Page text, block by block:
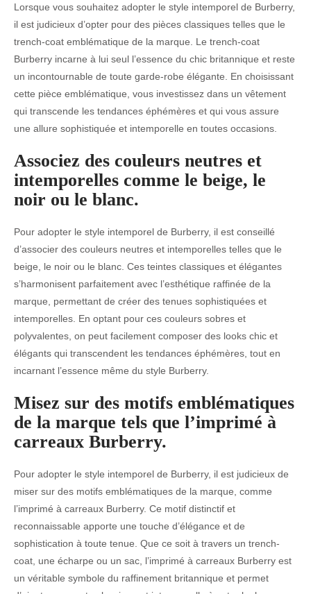
Lorsque vous souhaitez adopter le style intemporel de Burberry,
il est judicieux d’opter pour des pièces classiques telles que le
trench-coat emblématique de la marque. Le trench-coat
Burberry incarne à lui seul l’essence du chic britannique et reste
un incontournable de toute garde-robe élégante. En choisissant
cette pièce emblématique, vous investissez dans un vêtement
qui transcende les tendances éphémères et qui vous assure
une allure sophistiquée et intemporelle en toutes occasions.
Associez des couleurs neutres et
intemporelles comme le beige, le
noir ou le blanc.
Pour adopter le style intemporel de Burberry, il est conseillé
d’associer des couleurs neutres et intemporelles telles que le
beige, le noir ou le blanc. Ces teintes classiques et élégantes
s’harmonisent parfaitement avec l’esthétique raffinée de la
marque, permettant de créer des tenues sophistiquées et
intemporelles. En optant pour ces couleurs sobres et
polyvalentes, on peut facilement composer des looks chic et
élégants qui transcendent les tendances éphémères, tout en
incarnant l’essence même du style Burberry.
Misez sur des motifs emblématiques
de la marque tels que l’imprimé à
carreaux Burberry.
Pour adopter le style intemporel de Burberry, il est judicieux de
miser sur des motifs emblématiques de la marque, comme
l’imprimé à carreaux Burberry. Ce motif distinctif et
reconnaissable apporte une touche d’élégance et de
sophistication à toute tenue. Que ce soit à travers un trench-
coat, une écharpe ou un sac, l’imprimé à carreaux Burberry est
un véritable symbole du raffinement britannique et permet